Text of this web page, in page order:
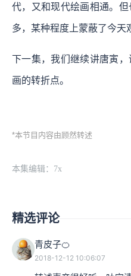
代，又和现代绘画相通。
多，某种程度上蒙蔽了今天
下一集，我们继续讲唐寅
画的转折点。
*本节目内容由顾然转述
本集编辑：7x
精选评论
青皮子🍊
2018-12-12 10:06:07